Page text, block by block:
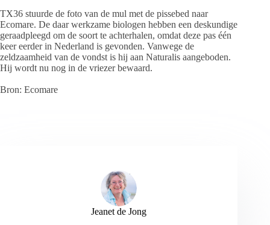
TX36 stuurde de foto van de mul met de pissebed naar
Ecomare. De daar werkzame biologen hebben een deskundige
geraadpleegd om de soort te achterhalen, omdat deze pas één
keer eerder in Nederland is gevonden. Vanwege de
zeldzaamheid van de vondst is hij aan Naturalis aangeboden.
Hij wordt nu nog in de vriezer bewaard.
Bron: Ecomare
Jeanet de Jong